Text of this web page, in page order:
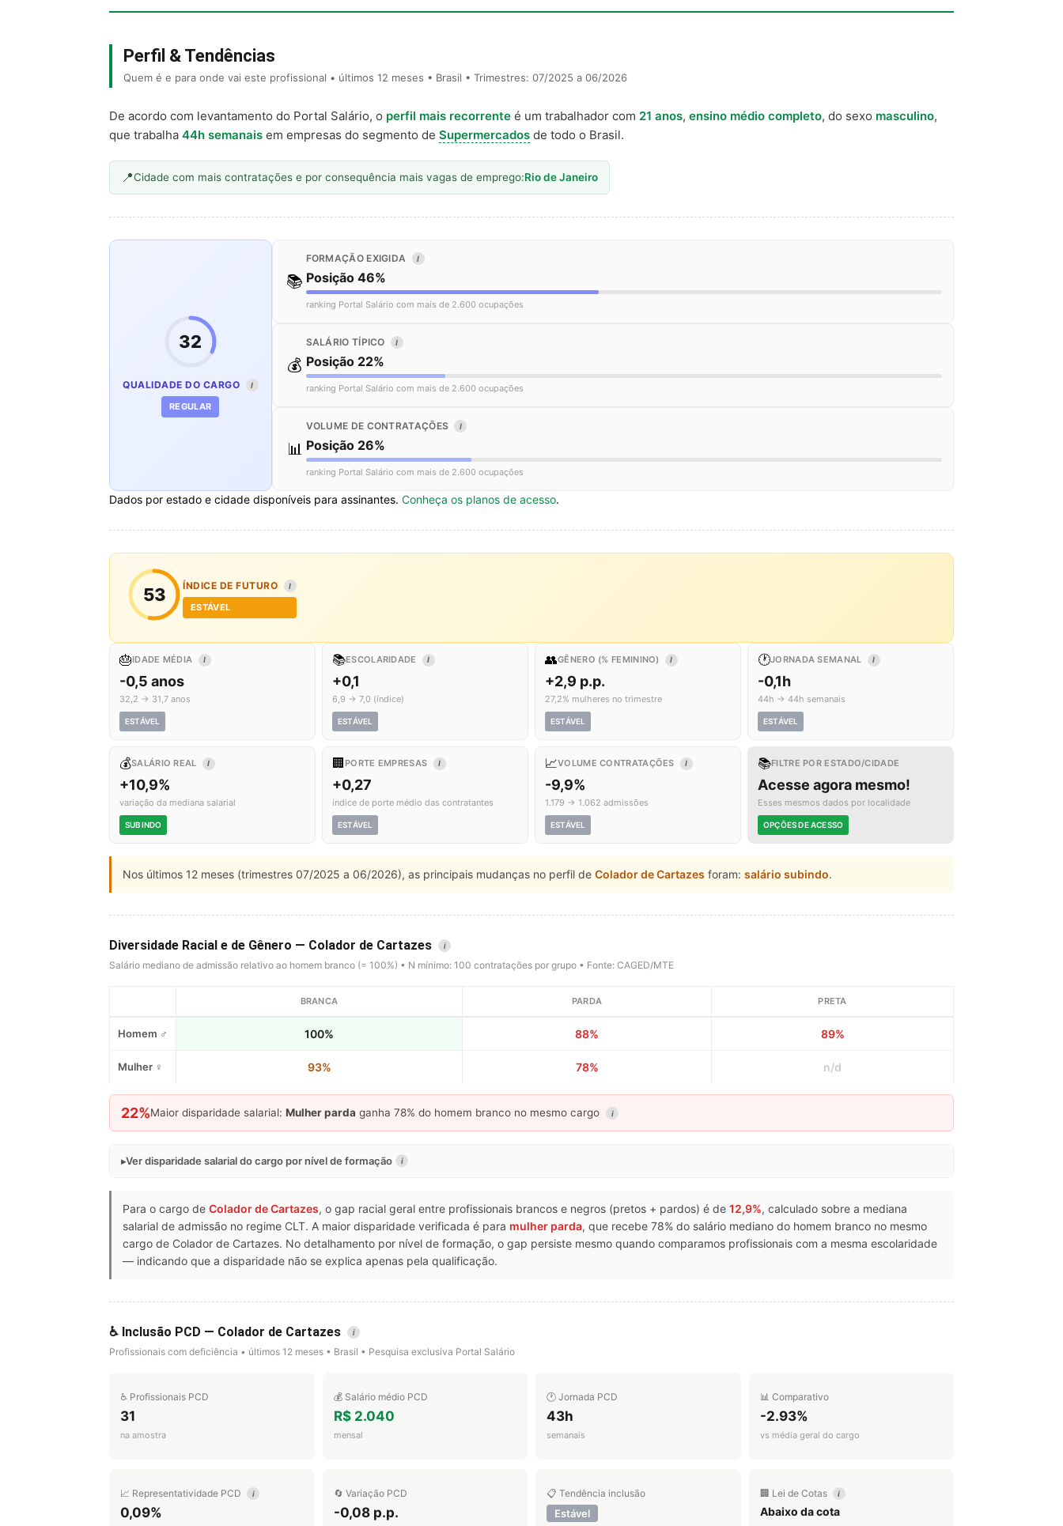
Perfil & Tendências
Quem é e para onde vai este profissional • últimos 12 meses • Brasil • Trimestres: 07/2025 a 06/2026
De acordo com levantamento do Portal Salário, o perfil mais recorrente é um trabalhador com 21 anos, ensino médio completo, do sexo masculino,
que trabalha 44h semanais em empresas do segmento de Supermercados de todo o Brasil.
Cidade com mais contratações e por consequência mais vagas de emprego:Rio de Janeiro
32
QUALIDADE DO CARGO I
REGULAR
📚
FORMAÇÃO EXIGIDA I
Posição 46%
ranking Portal Salário com mais de 2.600 ocupações
💰
SALÁRIO TÍPICO I
Posição 22%
ranking Portal Salário com mais de 2.600 ocupações
📊
VOLUME DE CONTRATAÇÕES I
Posição 26%
ranking Portal Salário com mais de 2.600 ocupações
Dados por estado e cidade disponíveis para assinantes. Conheça os planos de acesso.
53 ÍNDICE DE FUTURO I
ESTÁVEL
🎂IDADE MÉDIA I
-0,5 anos
32,2 → 31,7 anos
ESTÁVEL
📚ESCOLARIDADE I
+0,1
6,9 → 7,0 (índice)
ESTÁVEL
👥GÊNERO (% FEMININO) I
+2,9 p.p.
27,2% mulheres no trimestre
ESTÁVEL
🕐JORNADA SEMANAL I
-0,1h
44h → 44h semanais
ESTÁVEL
💰SALÁRIO REAL I
+10,9%
variação da mediana salarial
SUBINDO
🏢 PORTE EMPRESAS I
+0,27
índice de porte médio das contratantes
ESTÁVEL
📈VOLUME CONTRATAÇÕES I
-9,9%
1.179 → 1.062 admissões
ESTÁVEL
📚FILTRE POR ESTADO/CIDADE
Acesse agora mesmo!
Esses mesmos dados por localidade
OPÇÕES DE ACESSO
Nos últimos 12 meses (trimestres 07/2025 a 06/2026), as principais mudanças no perfil de Colador de Cartazes foram: salário subindo.
Diversidade Racial e de Gênero — Colador de Cartazes i
Salário mediano de admissão relativo ao homem branco (= 100%) • N mínimo: 100 contratações por grupo • Fonte: CAGED/MTE
BRANCA PARDA PRETA
Homem ♂ 100% 88% 89%
Mulher ♀ 93% 78% n/d
22%Maior disparidade salarial: Mulher parda ganha 78% do homem branco no mesmo cargo i
Ver disparidade salarial do cargo por nível de formação i
Para o cargo de Colador de Cartazes, o gap racial geral entre profissionais brancos e negros (pretos + pardos) é de 12,9%, calculado sobre a mediana
salarial de admissão no regime CLT. A maior disparidade verificada é para mulher parda, que recebe 78% do salário mediano do homem branco no mesmo
cargo de Colador de Cartazes. No detalhamento por nível de formação, o gap persiste mesmo quando comparamos profissionais com a mesma escolaridade
— indicando que a disparidade não se explica apenas pela qualificação.
♿ Inclusão PCD — Colador de Cartazes i
Profissionais com deficiência • últimos 12 meses • Brasil • Pesquisa exclusiva Portal Salário
♿ Profissionais PCD
31
na amostra
💰 Salário médio PCD
R$ 2.040
mensal
🕐 Jornada PCD
43h
semanais
📊 Comparativo
-2.93%
vs média geral do cargo
📈 Representatividade PCD i
0,09%
🔄 Variação PCD
-0,08 p.p.
📋 Tendência inclusão
Estável
🏢 Lei de Cotas i
Abaixo da cota